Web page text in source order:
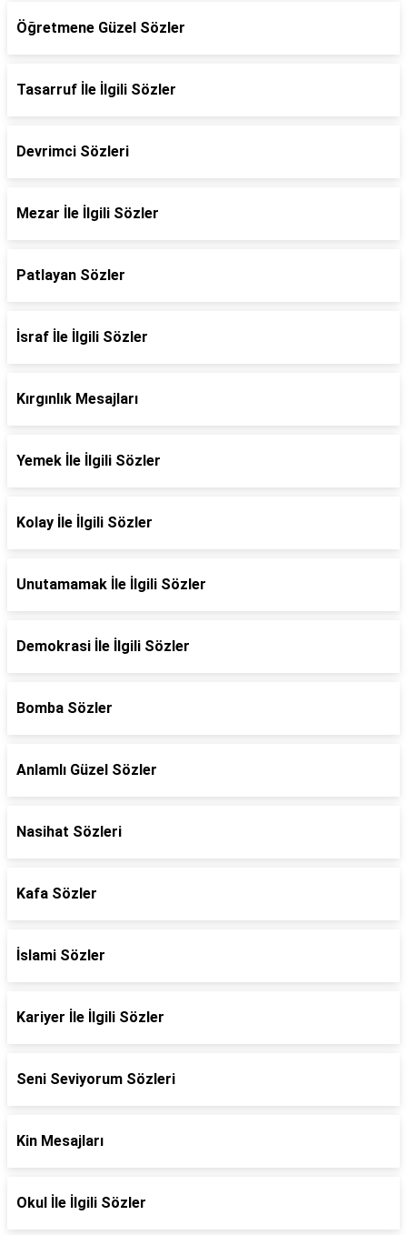
Öğretmene Güzel Sözler
Tasarruf İle İlgili Sözler
Devrimci Sözleri
Mezar İle İlgili Sözler
Patlayan Sözler
İsraf İle İlgili Sözler
Kırgınlık Mesajları
Yemek İle İlgili Sözler
Kolay İle İlgili Sözler
Unutamamak İle İlgili Sözler
Demokrasi İle İlgili Sözler
Bomba Sözler
Anlamlı Güzel Sözler
Nasihat Sözleri
Kafa Sözler
İslami Sözler
Kariyer İle İlgili Sözler
Seni Seviyorum Sözleri
Kin Mesajları
Okul İle İlgili Sözler